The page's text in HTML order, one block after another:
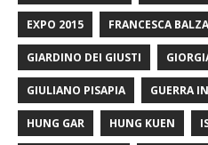
EXPO 2015 FRANCESCA
GIARDINO DEI GIUSTI
GIULIANO PISAPIA GUERRA
HUNG GAR HUNG KUEN